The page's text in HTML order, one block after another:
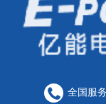
全国服